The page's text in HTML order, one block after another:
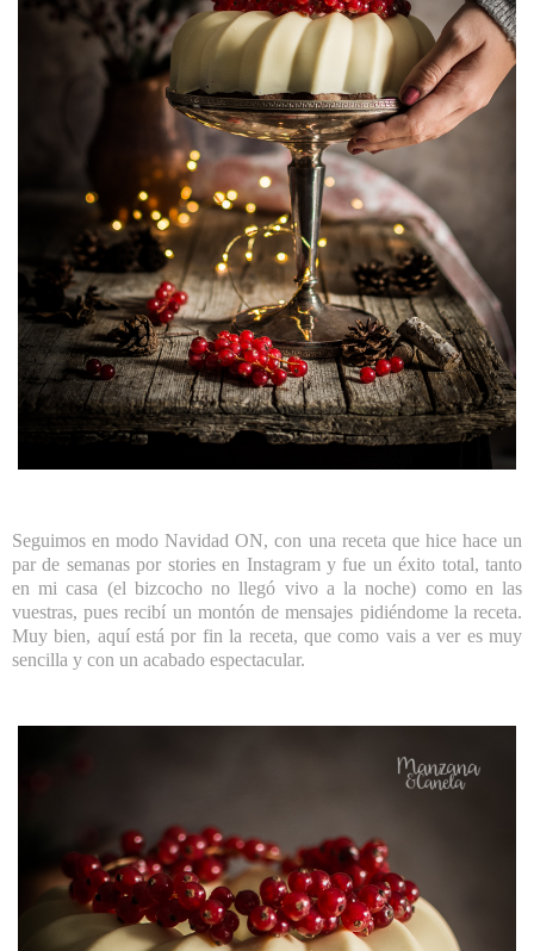
Seguimos en modo Navidad ON, con una receta que hice hace un
par de semanas por stories en Instagram y fue un éxito total, tanto
en mi casa (el bizcocho no llegó vivo a la noche) como en las
vuestras, pues recibí un montón de mensajes pidiéndome la receta.
Muy bien, aquí está por fin la receta, que como vais a ver es muy
sencilla y con un acabado espectacular.